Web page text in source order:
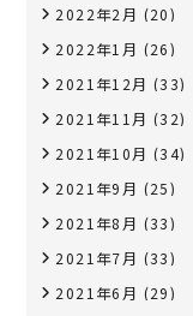
2022年2月 (20)
2022年1月 (26)
2021年12月 (33)
2021年11月 (32)
2021年10月 (34)
2021年9月 (25)
2021年8月 (33)
2021年7月 (33)
2021年6月 (29)